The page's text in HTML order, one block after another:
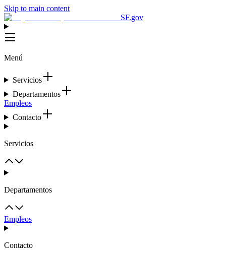
Skip to main content
SF.gov
Menú
Servicios
Departamentos
Empleos
Contacto
Servicios
Departamentos
Empleos
Contacto